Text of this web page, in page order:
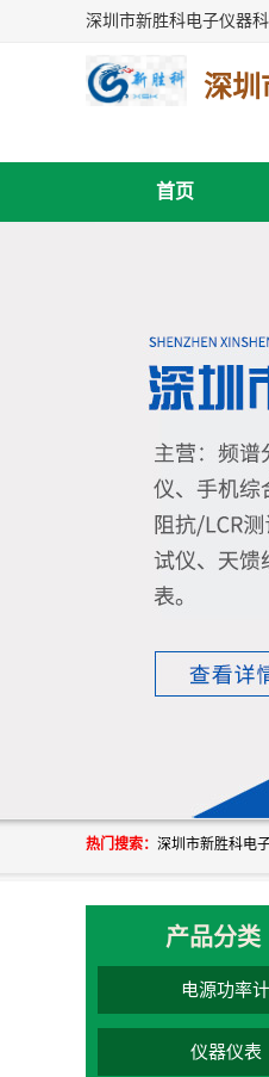
深圳
首页
热门搜索：
产品分类
电源功率计
仪器仪表